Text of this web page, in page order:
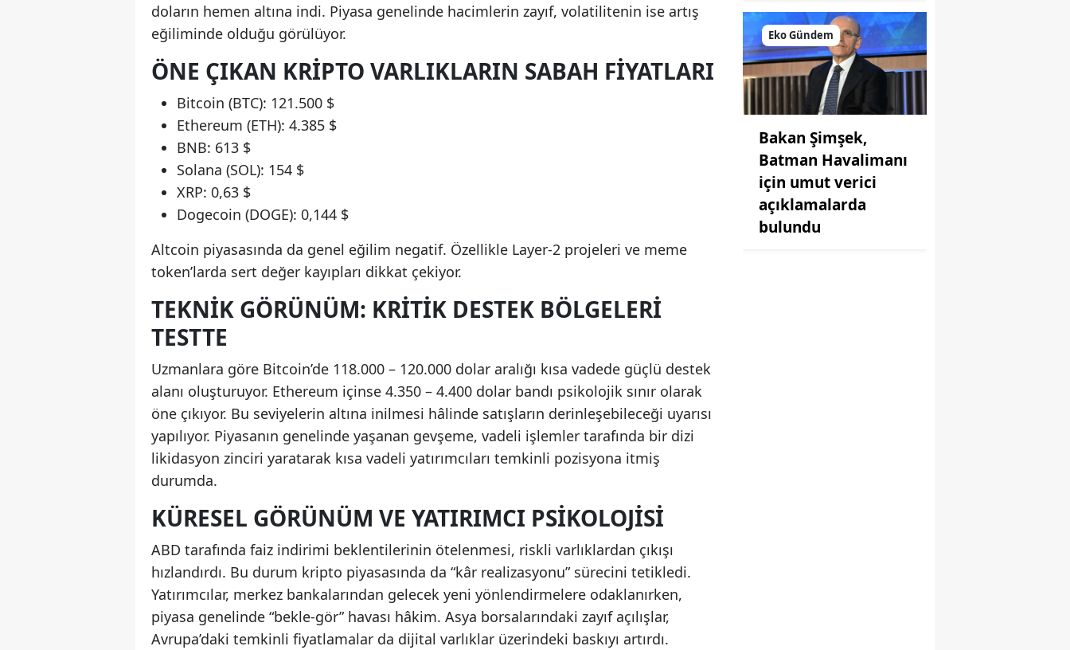
doların hemen altına indi. Piyasa genelinde hacimlerin zayıf, volatilitenin ise artış
eğiliminde olduğu görülüyor.
ÖNE ÇIKAN KRIPTO VARLIKLARIN SABAH FIYATLARI
Bitcoin (BTC): 121.500 $
Ethereum (ETH): 4.385 $
BNB: 613 $
Solana (SOL): 154 $
XRP: 0,63 $
Dogecoin (DOGE): 0,144 $
Altcoin piyasasında da genel eğilim negatif. Özellikle Layer-2 projeleri ve meme
token’larda sert değer kayıpları dikkat çekiyor.
TEKNIK GÖRÜNÜM: KRITIK DESTEK BÖLGELERI
TESTTE
Uzmanlara göre Bitcoin’de 118.000 – 120.000 dolar aralığı kısa vadede güçlü destek
alanı oluşturuyor. Ethereum içinse 4.350 – 4.400 dolar bandı psikolojik sınır olarak
öne çıkıyor. Bu seviyelerin altına inilmesi hâlinde satışların derinleşebileceği uyarısı
yapılıyor. Piyasanın genelinde yaşanan gevşeme, vadeli işlemler tarafında bir dizi
likidasyon zinciri yaratarak kısa vadeli yatırımcıları temkinli pozisyona itmiş
durumda.
KÜRESEL GÖRÜNÜM VE YATIRIMCI PSIKOLOJISI
ABD tarafında faiz indirimi beklentilerinin ötelenmesi, riskli varlıklardan çıkışı
hızlandırdı. Bu durum kripto piyasasında da “kâr realizasyonu” sürecini tetikledi.
Yatırımcılar, merkez bankalarından gelecek yeni yönlendirmelere odaklanırken,
piyasa genelinde “bekle-gör” havası hâkim. Asya borsalarındaki zayıf açılışlar,
Avrupa’daki temkinli fiyatlamalar da dijital varlıklar üzerindeki baskıyı artırdı.
Eko Gündem
Bakan Şimşek,
Batman Havalimanı
için umut verici
açıklamalarda
bulundu